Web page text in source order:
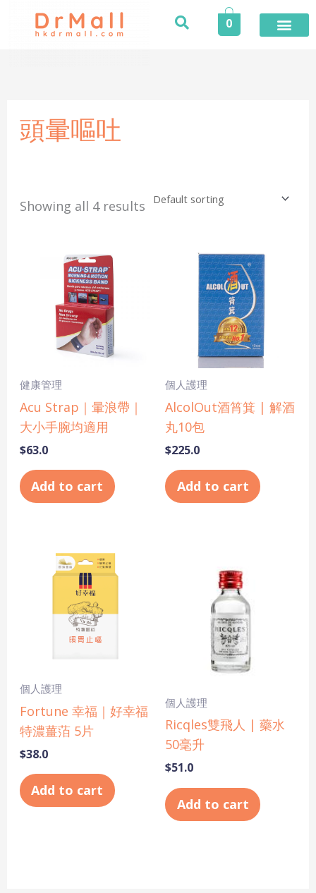
0
頭暈嘔吐
Showing all 4 results
健康管理
Acu Strap｜暈浪帶｜
大小手腕均適用
$63.0
Add to cart
個人護理
AlcolOut酒筲箕 | 解酒
丸10包
$225.0
Add to cart
個人護理
Fortune 幸福｜好幸福
特濃薑萡 5片
$38.0
Add to cart
個人護理
Ricqles雙飛人 | 藥水
50毫升
$51.0
Add to cart